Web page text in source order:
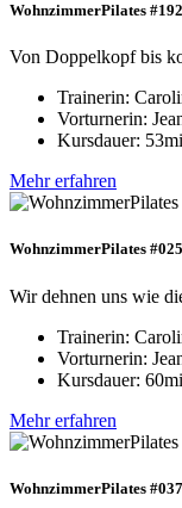
WohnzimmerPilates
Von Doppelkopf bis
Trainerin:
Vorturnerin:
Kursdauer:
Mehr erfahren
WohnzimmerPilates
Wir dehnen uns wie
Trainerin:
Vorturnerin:
Kursdauer:
Mehr erfahren
WohnzimmerPilates